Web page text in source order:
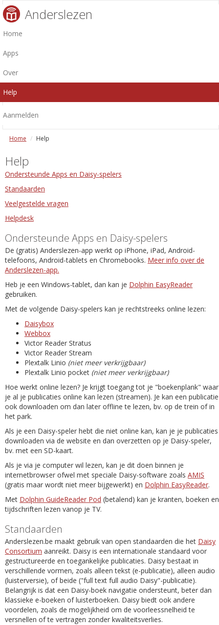
Anderslezen
Home
Apps
Over
Help
Aanmelden
Home Help
Help
Ondersteunde Apps en Daisy-spelers
Standaarden
Veelgestelde vragen
Helpdesk
Ondersteunde Apps en Daisy-spelers
De (gratis) Anderslezen-app werkt op iPhone, iPad, Android-
telefoons, Android-tablets en Chromebooks. Meer info over de
Anderslezen-app.
Heb je een Windows-tablet, dan kan je Dolphin EasyReader
gebruiken.
Met de volgende Daisy-spelers kan je rechtstreeks online lezen:
Daisybox
Webbox
Victor Reader Stratus
Victor Reader Stream
Plextalk Linio (niet meer verkrijgbaar)
Plextalk Linio pocket (niet meer verkrijgbaar)
Hoe werkt online lezen? Je krijgt toegang tot je "boekenplank" waar
je al je publicaties online kan lezen (streamen). Je kan een publicatie
ook downloaden om dan later offline te lezen, bv. op de trein of in
het park.
Als je een Daisy-speler hebt die niet online kan, kan je je publicaties
downloaden via de website en dan overzetten op je Daisy-speler,
bv. met een SD-kaart.
Als je via je computer wil lezen, kan je dit doen binnen je
internetbrowser ofwel met speciale Daisy-software zoals AMIS
(gratis maar wordt niet meer bijgewerkt) en Dolphin EasyReader.
Met Dolphin GuideReader Pod (betalend) kan je kranten, boeken en
tijdschriften lezen vanop je TV.
Standaarden
Anderslezen.be maakt gebruik van open standaarden die het Daisy
Consortium aanreikt. Daisy is een internationale standaard voor
gestructureerde en toegankelijke publicaties. Daisy bestaat in
verschillende vormen, zoals alleen tekst (e-publicatie), alleen audio
(luisterversie), of beide ("full text full audio Daisy"-publicatie).
Belangrijk is dat een Daisy-boek navigatie ondersteunt, beter dan
klassieke e-boeken of luisterboeken. Daisy biedt ook andere
voordelen, zoals de mogelijkheid om de voorleessnelheid te
versnellen of te vertragen zonder kwaliteitsverlies.